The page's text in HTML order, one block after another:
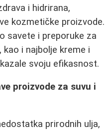
i hidrirana,
kozmetičke proizvode.
savete i preporuke za
i najbolje kreme i
svoju efikasnost.
proizvode za suvu i
prirodnih ulja,